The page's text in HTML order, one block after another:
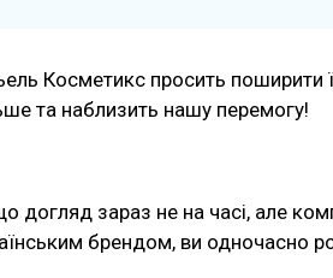
Косметикс просить поширити
та наблизить нашу перемогу!
догляд зараз не на часі, але
брендом, ви одночасно